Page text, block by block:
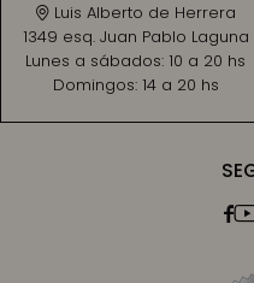

Luis Alberto de Herrera
1349 esq. Juan Pablo Laguna
Lunes a sábados: 10 a 20 hs
Domingos: 14 a 20 hs